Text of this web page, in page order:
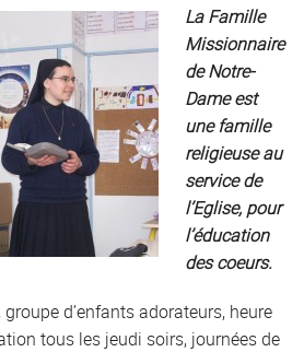
La Famille
Missionnaire
de Notre-
Dame est
une famille
religieuse au
service de
l’Eglise, pour
l’éducation
des coeurs.
d’enfants adorateurs, heure
tous les jeudi soirs, journées de